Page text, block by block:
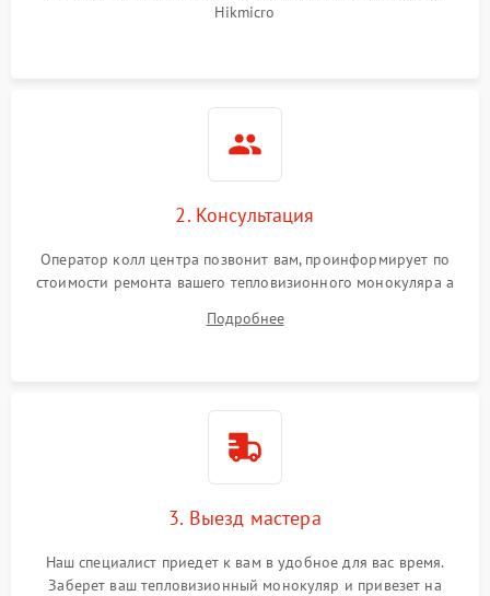
Hikmicro
2. Консультация
Оператор колл центра позвонит вам, проинформирует по
стоимости ремонта вашего тепловизионного монокуляра а
Подробнее
3. Выезд мастера
Наш специалист приедет к вам в удобное для вас время.
Заберет ваш тепловизионный монокуляр и привезет на